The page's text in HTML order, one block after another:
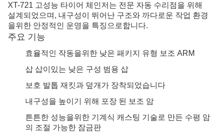
XT-721 고성능 타이어 체인저는 전문 자동 수리점을 위해
설계되었으며, 내구성이 뛰어난 구조와 까다로운 작업 환경
을위한 안정적인 운영을 특징으로합니다.
주요 기능
효율적인 작동을위한 낮은 패키지 유형 보조 ARM
삽 삽이있는 낮은 구성 범용 삽
보호 발톱 재킷과 덮개가 장착되었습니다
내구성을 높이기 위해 포장 된 보조 암
튼튼한 성능을위한 기계식 캐스팅 기술로 만든 수평 암
의 조절 가능한 잠금판